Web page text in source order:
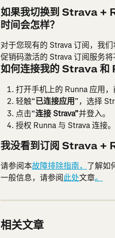
如果我切换到 Strava +
时间会怎样？
对于您现有的 Strava 订阅，我
促销码激活的 Strava 订阅服务将
如何连接我的 Strava 和
打开手机上的 Runna 应用，
轻触“已连接应用”，选择
点击“连接 Strava”并登入。
授权 Runna 与 Strava 连接。
我没看到订阅 Strava +
请参阅本故障排除指南， 了解如
一般信息，请参阅此处文章。
相关文章